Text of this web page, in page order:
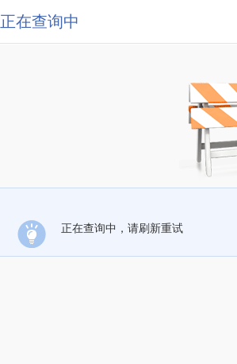
正在查询中
正在查询中，请刷新重试